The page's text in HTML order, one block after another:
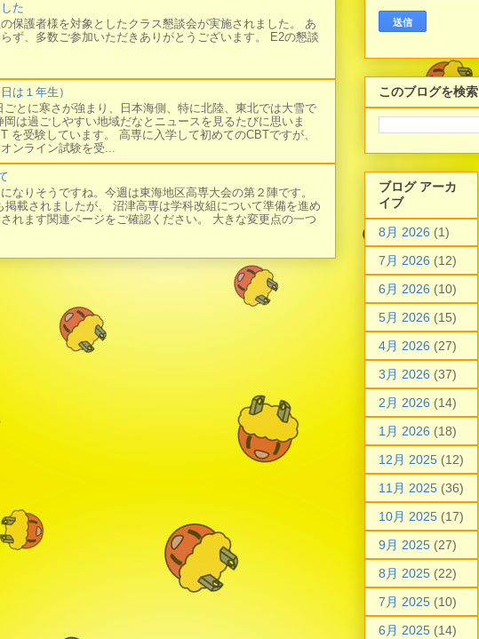
た
保護者様を対象としたクラス懇談会が実施されました。 あ
ず、多数ご参加いただきありがとうございます。 E2の懇談
は１年生）
とに寒さが強まり、日本海側、特に北陸、東北では大雪で
は過ごしやすい地域だなとニュースを見るたびに思いま
を受験しています。 高専に入学して初めてのCBTですが、
ンライン試験を受...
なりそうですね。今週は東海地区高専大会の第２陣です。
載されましたが、 沼津高専は学科改組について準備を進め
れます関連ページをご確認ください。 大きな変更点の一つ
このブログを検索
ブログ アーカ
イブ
8月 2026 (1)
7月 2026 (12)
6月 2026 (10)
5月 2026 (15)
4月 2026 (27)
3月 2026 (37)
2月 2026 (14)
1月 2026 (18)
12月 2025 (12)
11月 2025 (36)
10月 2025 (17)
9月 2025 (27)
8月 2025 (22)
7月 2025 (10)
6月 2025 (14)